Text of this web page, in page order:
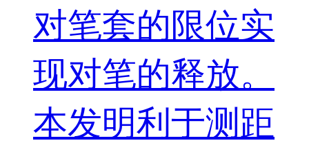
对笔套的限位实
现对笔的释放。
本发明利于测距